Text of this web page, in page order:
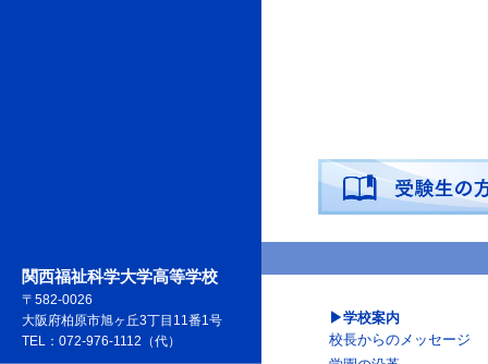
関西福祉科学大学高等学校
〒582-0026
大阪府柏原市旭ヶ丘3丁目11番1号
TEL：072-976-1112（代）
学校案内
校長からのメッセージ